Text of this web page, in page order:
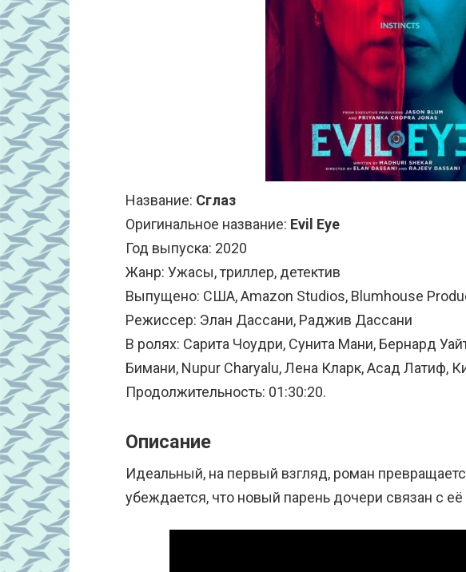
Название: Сглаз
Оригинальное название: Evil Eye
Год выпуска: 2020
Жанр: Ужасы, триллер, детектив
Выпущено: США, Amazon Studios, Blumhouse
Режиссер: Элан Дассани, Раджив Дассани
В ролях: Сарита Чоудри, Сунита Мани, Бернард
Бимани, Nupur Charyalu, Лена Кларк, Асад Латиф,
Продолжительность: 01:30:20.
Описание
Идеальный, на первый взгляд, роман
убеждается, что новый парень дочери связан с